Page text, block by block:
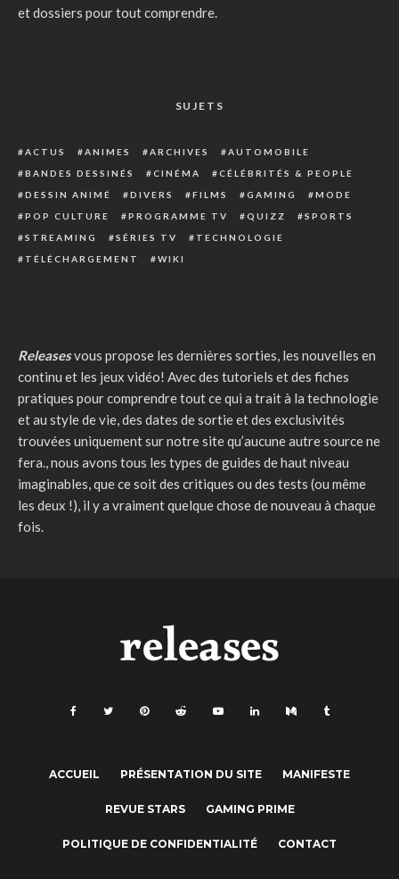
et dossiers pour tout comprendre.
SUJETS
ACTUS ANIMES ARCHIVES
AUTOMOBILE
BANDES DESSINÉS
CINÉMA
CÉLÉBRITÉS & PEOPLE
DESSIN ANIMÉ
DIVERS FILMS GAMING
MODE
POP CULTURE
PROGRAMME TV QUIZZ
SPORTS
STREAMING
SÉRIES TV
TECHNOLOGIE
TÉLÉCHARGEMENT
WIKI
Releasesvous propose les dernières sorties, les nouvelles en
continu et les jeux vidéo! Avec des tutoriels et des fiches
pratiques pour comprendre tout ce qui a trait à la technologie
et au style de vie, des dates de sortie et des exclusivités
trouvées uniquement sur notre site qu’aucune autre source ne
fera., nous avons tous les types de guides de haut niveau
imaginables, que ce soit des critiques ou des tests (ou même
les deux !), il y a vraiment quelque chose de nouveau à chaque
fois.
ACCUEIL PRÉSENTATION DU SITE MANIFESTE
REVUE STARS GAMING PRIME
POLITIQUE DE CONFIDENTIALITÉ CONTACT